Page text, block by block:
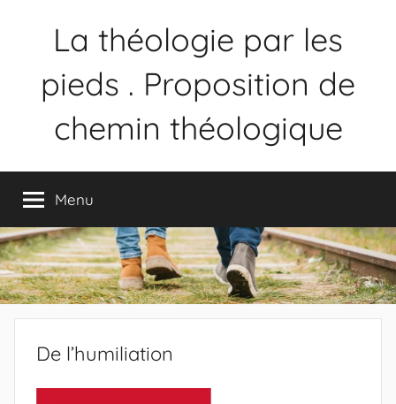
La théologie par les
pieds . Proposition de
chemin théologique
chemin
théologique
Menu
De l’humiliation